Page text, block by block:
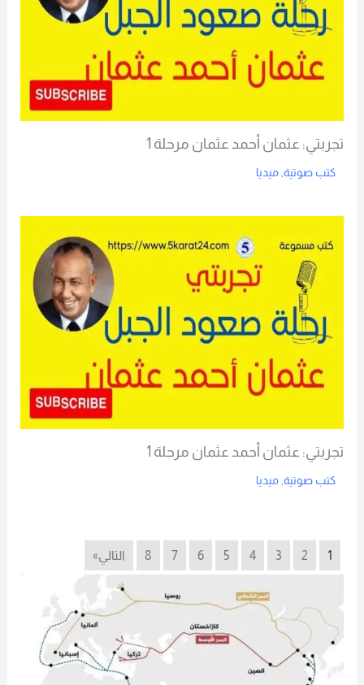
تجربتي: عثمان أحمد عثمان مرحلة 1
كتب صوتية, ميديا
تجربتي: عثمان أحمد عثمان مرحلة 1
كتب صوتية, ميديا
1
2
3
4
5
6
7
8 التالي»